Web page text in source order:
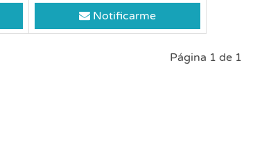
Notificarme
Página 1 de 1